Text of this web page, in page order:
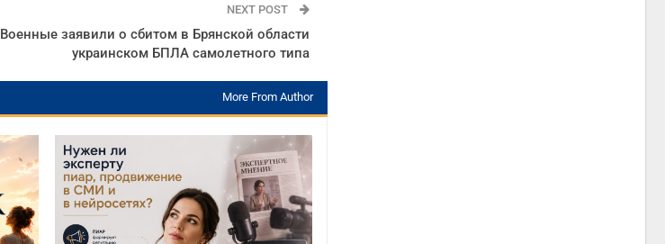
NEXT POST
Военные заявили о сбитом в Брянской области
украинском БПЛА самолетного типа
More From Author